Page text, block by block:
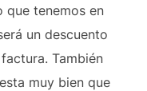
que tenemos en
un descuento
También
muy bien que